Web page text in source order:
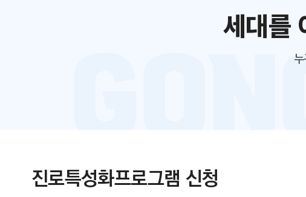
세대를
진로특성화프로그램 신청